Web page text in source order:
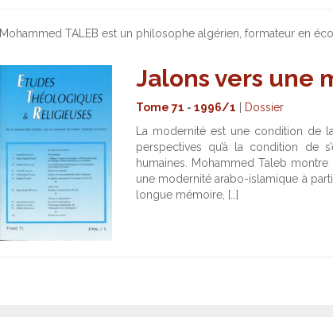
Mohammed TALEB est un philosophe algérien, formateur en
Jalons vers une
Tome 71 - 1996/1
Dossier
La modernité est une condition de
perspectives qu’à la condition de
humaines. Mohammed Taleb
une modernité arabo-islamique à
longue mémoire, […]